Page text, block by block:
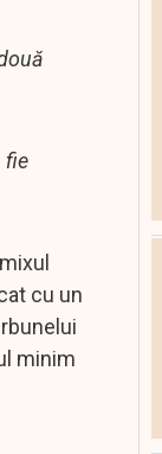
fie
cu un
minim